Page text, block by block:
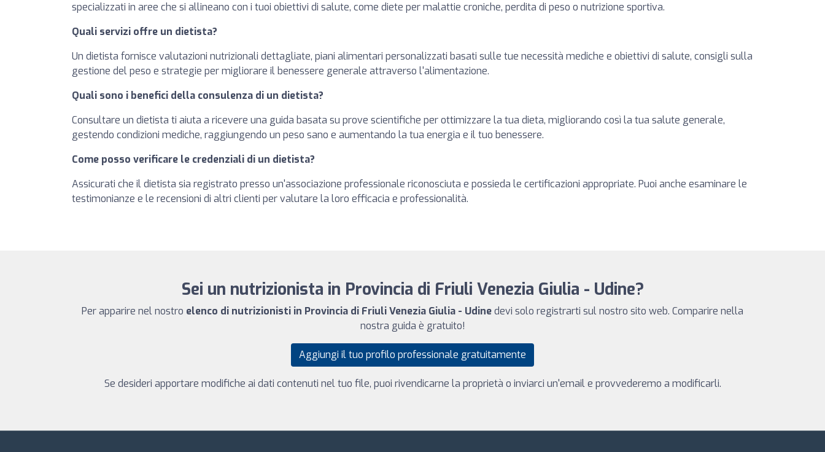
specializzati in aree che si allineano con i tuoi obiettivi di salute, come diete per malattie croniche, perdita di peso o nutrizione sportiva.
Quali servizi offre un dietista?
Un dietista fornisce valutazioni nutrizionali dettagliate, piani alimentari personalizzati basati sulle tue necessità mediche e obiettivi di salute, consigli sulla
gestione del peso e strategie per migliorare il benessere generale attraverso l'alimentazione.
Quali sono i benefici della consulenza di un dietista?
Consultare un dietista ti aiuta a ricevere una guida basata su prove scientifiche per ottimizzare la tua dieta, migliorando così la tua salute generale,
gestendo condizioni mediche, raggiungendo un peso sano e aumentando la tua energia e il tuo benessere.
Come posso verificare le credenziali di un dietista?
Assicurati che il dietista sia registrato presso un'associazione professionale riconosciuta e possieda le certificazioni appropriate. Puoi anche esaminare le
testimonianze e le recensioni di altri clienti per valutare la loro efficacia e professionalità.
Sei un nutrizionista in Provincia di Friuli Venezia Giulia - Udine?
Per apparire nel nostro elenco di nutrizionisti in Provincia di Friuli Venezia Giulia - Udinedevi solo registrarti sul nostro sito web. Comparire nella
nostra guida è gratuito!
Aggiungi il tuo profilo professionale gratuitamente
Se desideri apportare modifiche ai dati contenuti nel tuo file, puoi rivendicarne la proprietà o inviarci un'email e provvederemo a modificarli.